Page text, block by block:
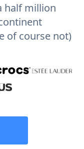
half million
of course not)